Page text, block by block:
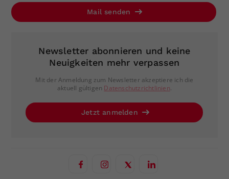
Mail senden
Newsletter abonnieren und keine
Neuigkeiten mehr verpassen
Mit der Anmeldung zum Newsletter akzeptiere ich die
aktuell gültigen Datenschutzrichtlinien.
Jetzt anmelden